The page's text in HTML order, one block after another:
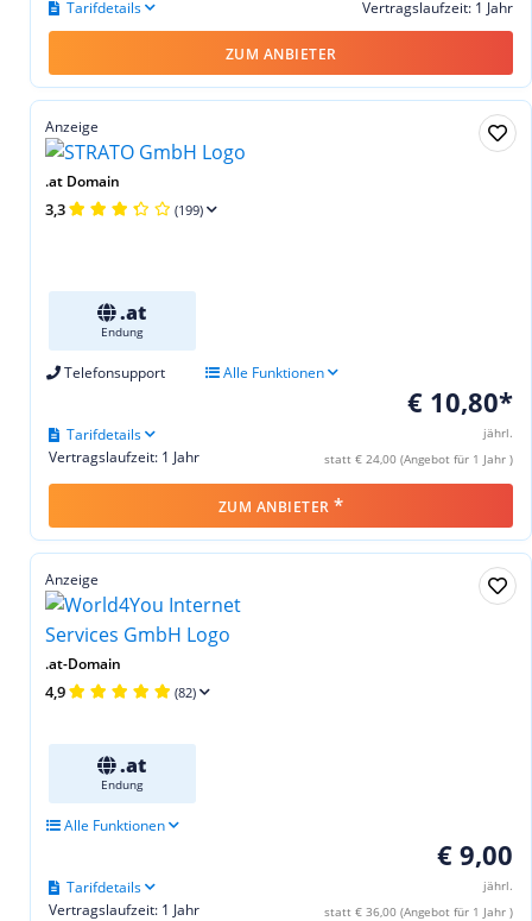
Vertragslaufzeit: 1 Jahr
Tarifdetails
ZUM ANBIETER
Anzeige
.at Domain
3,3 (199)
.at
Endung
Telefonsupport Alle Funktionen
€ 10,80*
jährl.
statt € 24,00 (Angebot für 1 Jahr )
Vertragslaufzeit: 1 Jahr
Tarifdetails
ZUM ANBIETER *
Anzeige
.at-Domain
4,9 (82)
.at
Endung
Alle Funktionen
€ 9,00
jährl.
statt € 36,00 (Angebot für 1 Jahr )
Vertragslaufzeit: 1 Jahr
Tarifdetails